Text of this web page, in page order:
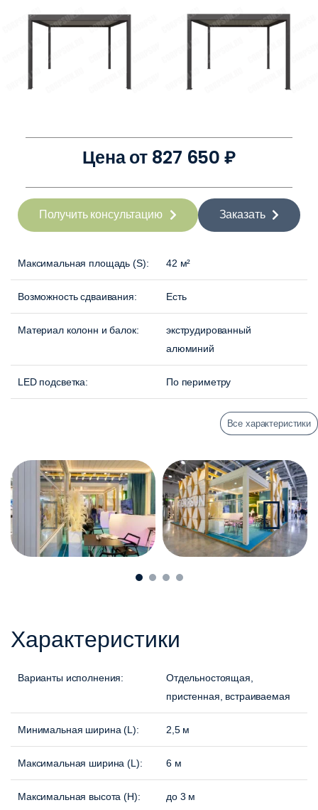
Цена от 827 650 ₽
Получить консультацию Заказать
Максимальная площадь (S): 42 м²
Возможность сдваивания: Есть
Материал колонн и балок:
экструдированный
алюминий
LED подсветка: По периметру
Все характеристики
Характеристики
Варианты исполнения:
Отдельностоящая,
пристенная, встраиваемая
Минимальная ширина (L): 2,5 м
Максимальная ширина (L): 6 м
Максимальная высота (H): до 3 м